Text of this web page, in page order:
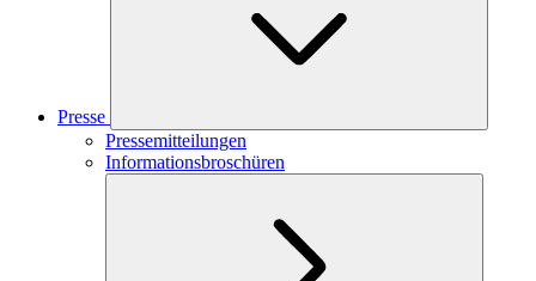
Presse
Pressemitteilungen
Informationsbroschüren